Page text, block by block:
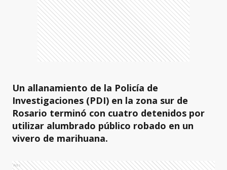
Un allanamiento de la Policía de
Investigaciones (PDI) en la zona sur de
Rosario terminó con cuatro detenidos por
utilizar alumbrado público robado en un
vivero de marihuana.
Ads